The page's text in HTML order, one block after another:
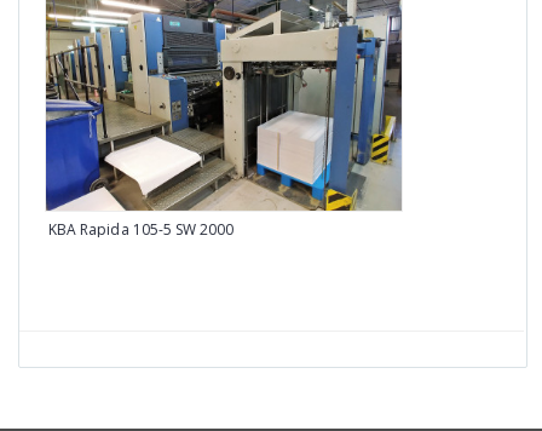
KBA Rapida 105-5 SW 2000